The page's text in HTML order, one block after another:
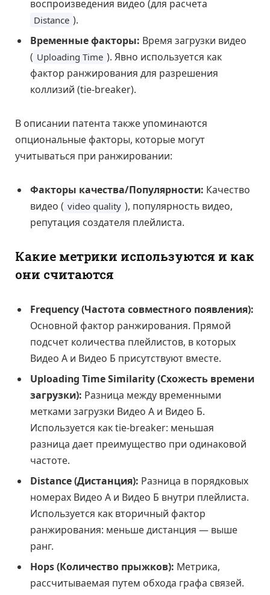
воспроизведения видео (для расчета
Distance ).
Временные факторы: Время загрузки видео
( Uploading Time ). Явно используется как
фактор ранжирования для разрешения
коллизий (tie-breaker).
В описании патента также упоминаются
опциональные факторы, которые могут
учитываться при ранжировании:
Факторы качества/Популярности: Качество
видео ( video quality ), популярность видео,
репутация создателя плейлиста.
Какие метрики используются и как
они считаются
Frequency (Частота совместного появления):
Основной фактор ранжирования. Прямой
подсчет количества плейлистов, в которых
Видео А и Видео Б присутствуют вместе.
Uploading Time Similarity (Схожесть времени
загрузки): Разница между временными
метками загрузки Видео А и Видео Б.
Используется как tie-breaker: меньшая
разница дает преимущество при одинаковой
частоте.
Distance (Дистанция): Разница в порядковых
номерах Видео А и Видео Б внутри плейлиста.
Используется как вторичный фактор
ранжирования: меньше дистанция — выше
ранг.
Hops (Количество прыжков): Метрика,
рассчитываемая путем обхода графа связей.